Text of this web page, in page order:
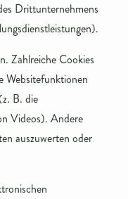
Drittunternehmens
Zahlreiche Cookies
Websitefunktionen
B. die
Videos). Andere
auszuwerten oder